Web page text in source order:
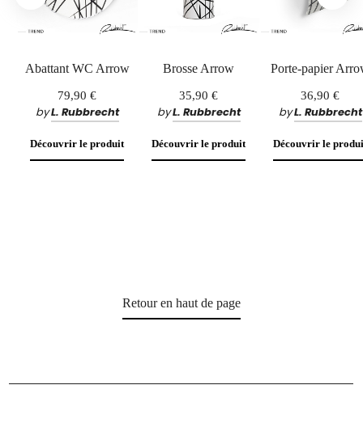
Notre service client est à votre écoute du lundi au samedi de 9h à 19h par e-mail à
info@tohaadesign.com
Abattant WC Arrow
79,90 €
byL. Rubbrecht
Découvrir le produit
Brosse Arrow
35,90 €
byL. Rubbrecht
Découvrir le produit
Porte-papier
36,90 €
byL. Rubbrecht
Découvrir le
Retour en haut de page